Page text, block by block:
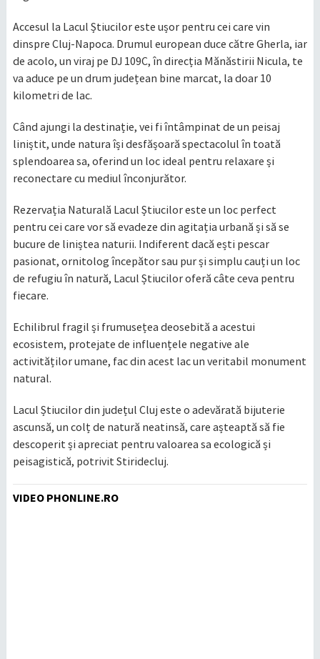
Accesul la Lacul Știucilor este ușor pentru cei care vin
dinspre Cluj-Napoca. Drumul european duce către Gherla, iar
de acolo, un viraj pe DJ 109C, în direcția Mănăstirii Nicula, te
va aduce pe un drum județean bine marcat, la doar 10
kilometri de lac.
Când ajungi la destinație, vei fi întâmpinat de un peisaj
liniștit, unde natura își desfășoară spectacolul în toată
splendoarea sa, oferind un loc ideal pentru relaxare și
reconectare cu mediul înconjurător.
Rezervația Naturală Lacul Știucilor este un loc perfect
pentru cei care vor să evadeze din agitația urbană și să se
bucure de liniștea naturii. Indiferent dacă ești pescar
pasionat, ornitolog începător sau pur și simplu cauți un loc
de refugiu în natură, Lacul Știucilor oferă câte ceva pentru
fiecare.
Echilibrul fragil și frumusețea deosebită a acestui
ecosistem, protejate de influențele negative ale
activităților umane, fac din acest lac un veritabil monument
natural.
Lacul Știucilor din județul Cluj este o adevărată bijuterie
ascunsă, un colț de natură neatinsă, care așteaptă să fie
descoperit și apreciat pentru valoarea sa ecologică și
peisagistică, potrivit Stiridecluj.
VIDEO PHONLINE.RO